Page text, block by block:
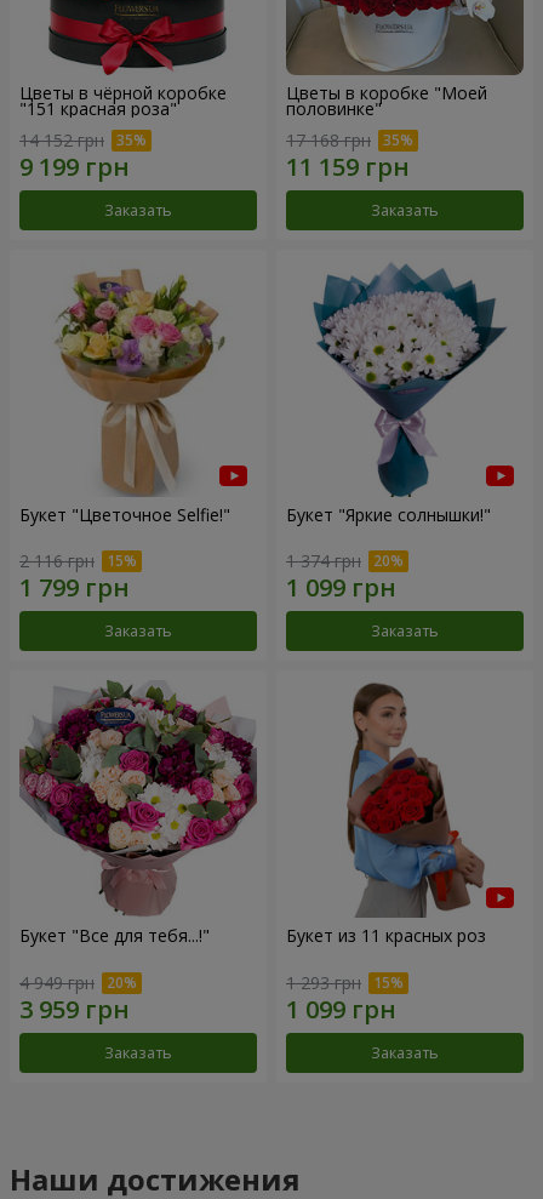
Цветы в чёрной коробке
"151 красная роза"
14 152 грн
Заказать
Цветы в коробке "Моей
половинке"
17 168 грн
Заказать
Букет "Цветочное Selfie!"
2 116 грн
Заказать
Букет "Яркие солнышки!"
1 374 грн
Заказать
Букет "Все для тебя...!"
4 949 грн
Заказать
Букет из 11 красных роз
1 293 грн
Заказать
Наши достижения